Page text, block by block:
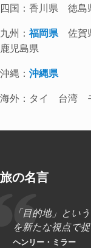
四国：香川県 徳
九州：福岡県佐賀
鹿児島県
沖縄：沖縄県
海外：タイ 台湾
旅の名言
「目的地」とい
を新たな視点で
ヘンリー・ミラー